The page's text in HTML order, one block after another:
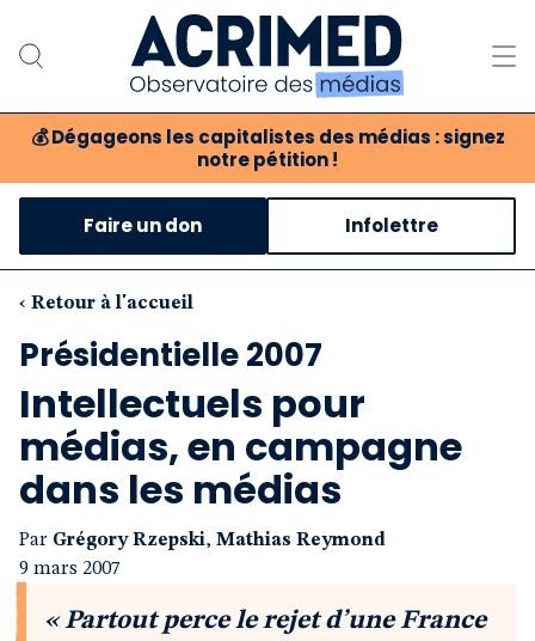
💰 Dégageons les capitalistes des médias : signez
notre pétition !
Notre association
Notre critique des médias
Nos propositions
Notre revue
Boutique
Faire un don Infolettre
‹ Retour à l'accueil
Présidentielle 2007
Intellectuels pour
médias, en campagne
dans les médias
Par Grégory Rzepski, Mathias Reymond
9 mars 2007
« Partout perce le rejet d’une France